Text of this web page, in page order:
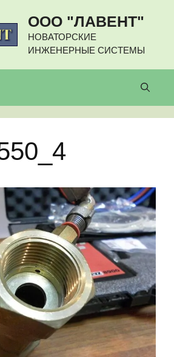
ООО "ЛАВЕНТ"
НОВАТОРСКИЕ
ИНЖЕНЕРНЫЕ СИСТЕМЫ